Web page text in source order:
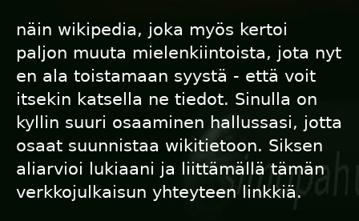
näin wikipedia, joka myös kertoi
paljon muuta mielenkiintoista, jota nyt
en ala toistamaan syystä - että voit
itsekin katsella ne tiedot. Sinulla on
kyllin suuri osaaminen hallussasi, jotta
osaat suunnistaa wikitietoon. Siksen
aliarvioi lukiaani ja liittämällä tämän
verkkojulkaisun yhteyteen linkkiä.